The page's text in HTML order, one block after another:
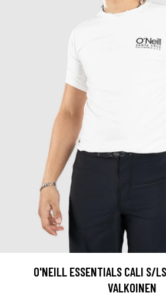
O'NEILL ESSENTIALS CALI S/
VALKOINEN